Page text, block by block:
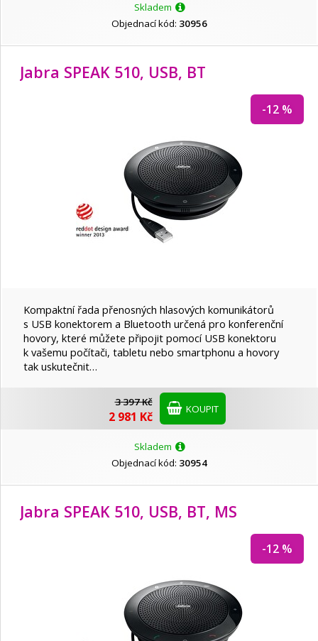
Skladem
Objednací kód: 30956
Jabra SPEAK 510, USB, BT
-12 %
Kompaktní řada přenosných hlasových komunikátorů
s USB konektorem a Bluetooth určená pro konferenční
hovory, které můžete připojit pomocí USB konektoru
k vašemu počítači, tabletu nebo smartphonu a hovory
tak uskutečnit…
3 397 Kč
2 981 Kč KOUPIT
Skladem
Objednací kód: 30954
Jabra SPEAK 510, USB, BT, MS
-12 %